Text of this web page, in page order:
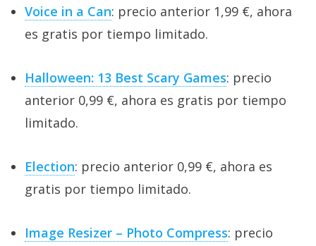
Voice in a Can: precio anterior 1,99 €, ahora
es gratis por tiempo limitado.
Halloween: 13 Best Scary Games: precio
anterior 0,99 €, ahora es gratis por tiempo
limitado.
Election: precio anterior 0,99 €, ahora es
gratis por tiempo limitado.
Image Resizer – Photo Compress: precio